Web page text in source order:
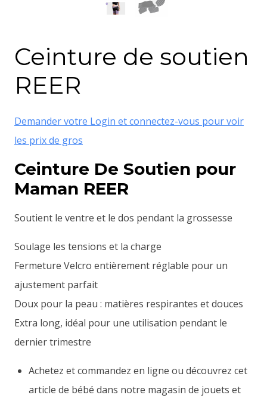
Ceinture de soutien
REER
Demander votre Login et connectez-vous pour voir
les prix de gros
Ceinture De Soutien pour
Maman REER
Soutient le ventre et le dos pendant la grossesse
Soulage les tensions et la charge
Fermeture Velcro entièrement réglable pour un
ajustement parfait
Doux pour la peau : matières respirantes et douces
Extra long, idéal pour une utilisation pendant le
dernier trimestre
Achetez et commandez en ligne ou découvrez cet
article de bébé dans notre magasin de jouets et